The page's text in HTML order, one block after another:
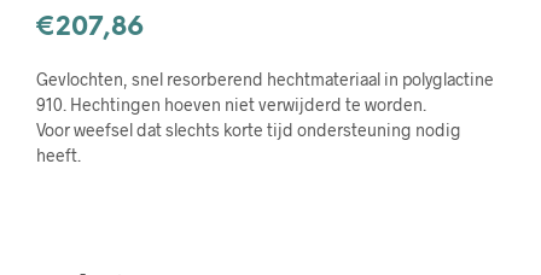
€207,86
Gevlochten, snel resorberend hechtmateriaal in polyglactine
910. Hechtingen hoeven niet verwijderd te worden.
Voor weefsel dat slechts korte tijd ondersteuning nodig
heeft.